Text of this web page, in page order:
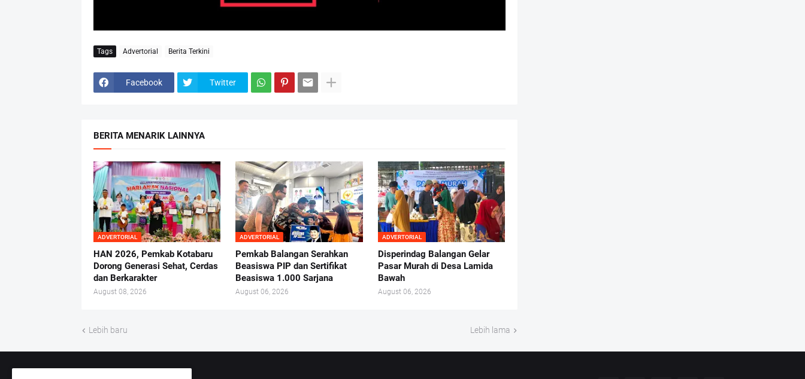
Tags Advertorial Berita Terkini
Facebook Twitter
BERITA MENARIK LAINNYA
ADVERTORIAL
HAN 2026, Pemkab Kotabaru
Dorong Generasi Sehat, Cerdas
dan Berkarakter
August 08, 2026
ADVERTORIAL
Pemkab Balangan Serahkan
Beasiswa PIP dan Sertifikat
Beasiswa 1.000 Sarjana
August 06, 2026
ADVERTORIAL
Disperindag Balangan Gelar
Pasar Murah di Desa Lamida
Bawah
August 06, 2026
Lebih baru Lebih lama